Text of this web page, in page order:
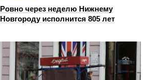
Ровно через неделю Нижнему
Новгороду исполнится 805 лет